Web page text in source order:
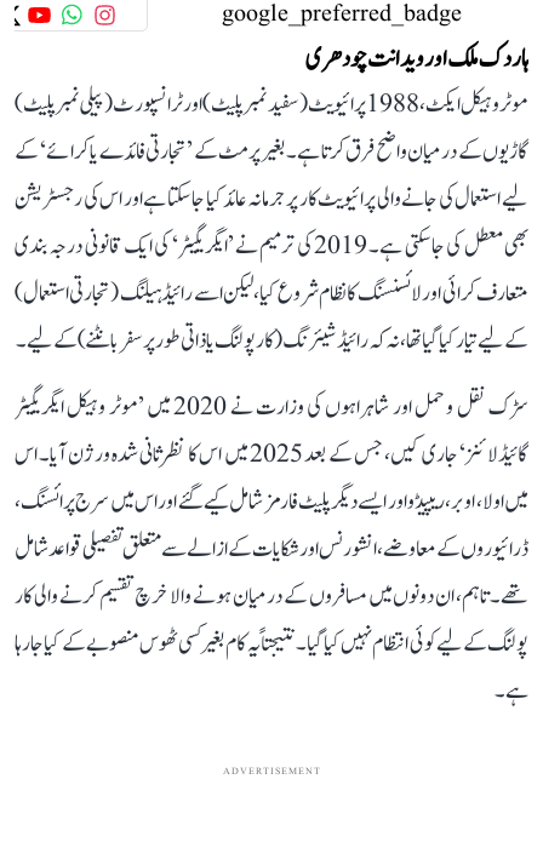
ہاردک ملک اور ویدانت چودھری
موٹر وہیکل ایکٹ، 1988 پرائیویٹ (سفید نمبر پلیٹ) اور ٹرانسپورٹ (پیلی نمبر پلیٹ)
گاڑیوں کے درمیان واضح فرق کرتا ہے۔ بغیر پرمٹ کے ’تجارتی فائدے یا کرائے‘ کے
لیے استعمال کی جانے والی پرائیویٹ کار پر جرمانہ عائد کیا جا سکتا ہے اور اس کی رجسٹریشن
بھی معطل کی جا سکتی ہے۔ 2019 کی ترمیم نے ’ایگریگیٹر‘ کی ایک قانونی درجہ بندی
متعارف کرائی اور لائسنسنگ کا نظام شروع کیا، لیکن اسے رائیڈ ہیلنگ (تجارتی استعمال)
کے لیے تیار کیا گیا تھا، نہ کہ رائیڈ شیئرنگ (کار پولنگ یا ذاتی طور پر سفر بانٹنے) کے لیے۔
سڑک نقل و حمل اور شاہراہوں کی وزارت نے 2020 میں ’موٹر وہیکل ایگریگیٹر
گائیڈلائنز‘ جاری کیں، جس کے بعد 2025 میں اس کا نظرثانی شدہ ورژن آیا۔ اس
میں اولا، اوبر، ریپیڈو اور ایسے دیگر پلیٹ فارمز شامل کیے گئے اور اس میں سرج پرائسنگ،
ڈرائیوروں کے معاوضے، انشورنس اور شکایات کے ازالے سے متعلق تفصیلی قواعد شامل
تھے۔ تاہم، ان دونوں میں مسافروں کے درمیان ہونے والا خرچ تقسیم کرنے والی کار
پولنگ کے لیے کوئی انتظام نہیں کیا گیا۔ نتیجتاً یہ کام بغیر کسی ٹھوس منصوبے کے کیا جا رہا
ہے۔
ADVERTISEMENT